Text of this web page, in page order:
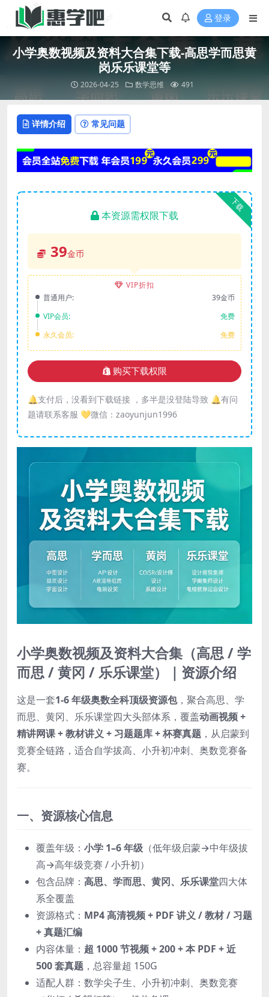
登录
小学奥数视频及资料大合集下载-高思学而思黄
岗乐乐课堂等
2026-04-25 数学思维 491
详情介绍 常见问题
下载
本资源需权限下载
39金币
VIP折扣
普通用户:
39金币
VIP会员:
免费
永久会员:
免费
购买下载权限
🔔支付后，没看到下载链接 ，多半是没登陆导致 🔔有问
题请联系客服 💛微信：zaoyunjun1996
小学奥数视频及资料大合集（高思 / 学
而思 / 黄冈 / 乐乐课堂）｜资源介绍
这是一套1-6 年级奥数全科顶级资源包，聚合高思、学
而思、黄冈、乐乐课堂四大头部体系，覆盖动画视频 +
精讲网课 + 教材讲义 + 习题题库 + 杯赛真题 ，从启蒙到
竞赛全链路，适合自学拔高、小升初冲刺、奥数竞赛备
赛。
一、资源核心信息
覆盖年级： 小学 1–6 年级 （低年级启蒙→中年级拔
高→高年级竞赛 / 小升初）
包含品牌： 高思、学而思、黄冈、乐乐课堂四大体
系全覆盖
资源格式： MP4 高清视频 + PDF 讲义 / 教材 / 习题
+ 真题汇编
内容体量： 超 1000 节视频 + 200 + 本 PDF + 近
500 套真题 ，总容量超 150G
适配人群：数学尖子生、小升初冲刺、奥数竞赛